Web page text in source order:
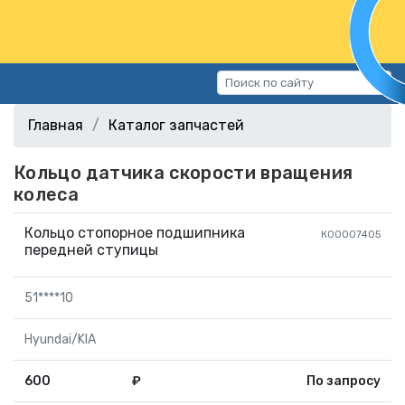
Каталог запчастей
Подбор запчастей
Контакты
г.Волгоград, ул.Казахская, 11
+7 (906) 172-16-31
38Г (Центр)
+7 (961) 682-84-90
Главная Каталог запчастей
Кольцо датчика скорости вращения
колеса
Кольцо стопорное подшипника
передней ступицы
К00007405
51****10
Hyundai/KIA
600 ₽ По запросу